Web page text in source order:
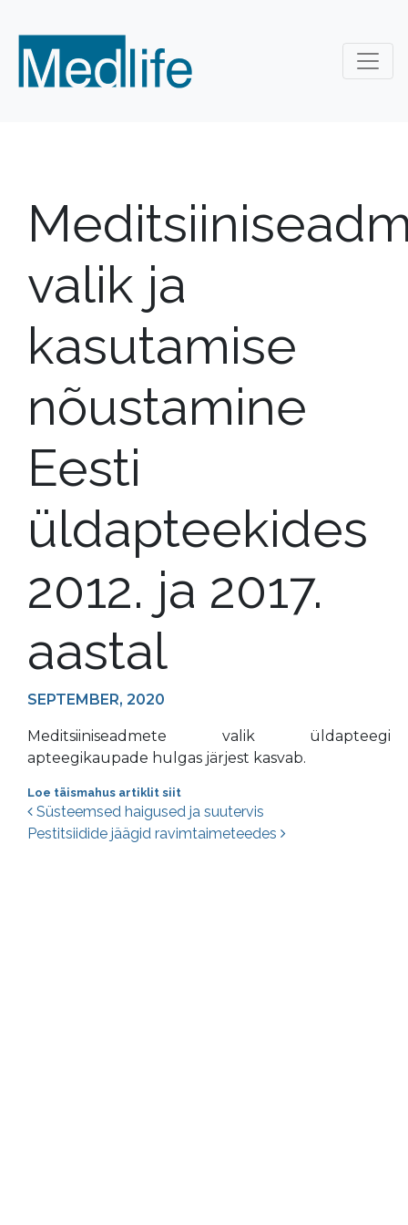
valik ja
kasutamise
nõustamine
Eesti
üldapteekides
2012. ja 2017.
aastal
SEPTEMBER, 2020
Meditsiiniseadmete valik üldapteegi
apteegikaupade hulgas järjest kasvab.
Loe täismahus artiklit siit
Postituste navigatsioon
Süsteemsed haigused ja suutervis
Pestitsiidide jäägid ravimtaimeteedes